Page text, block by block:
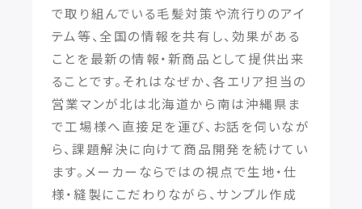
で取り組んでいる毛髪対策や流行りのアイ
テム等、全国の情報を共有し、効果がある
ことを最新の情報・新商品として提供出来
ることです。それはなぜか、各エリア担当の
営業マンが北は北海道から南は沖縄県ま
で工場様へ直接足を運び、お話を伺いなが
ら、課題解決に向けて商品開発を続けてい
ます。メーカーならではの視点で生地・仕
様・縫製にこだわりながら、サンプル作成